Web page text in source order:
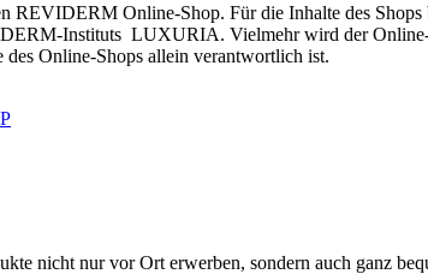
REVIDERM Online-Shop. Für die Inhalte des
Instituts LUXURIA. Vielmehr wird der
Online-Shops allein verantwortlich ist.
nicht nur vor Ort erwerben, sondern auch ganz